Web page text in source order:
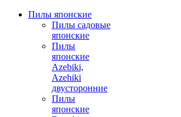
Пилы японские
Пилы садовые
японские
Пилы
японские
Azebiki,
Azehiki
двусторонние
Пилы
японские